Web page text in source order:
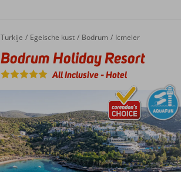
Home
Turkije Egeische kust Bodrum Icmeler
Bodrum Holiday Resort
Bodrum Holiday Resort
All Inclusive-Hotel